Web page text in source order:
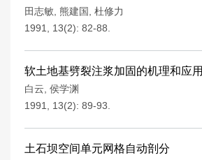
田志敏 熊建国
杜修力
1991, 13(2): 82-88.
软土地基劈裂注浆加固的机理和应用
白云 侯学渊
1991, 13(2): 89-93.
土石坝空间单元网格自动剖分